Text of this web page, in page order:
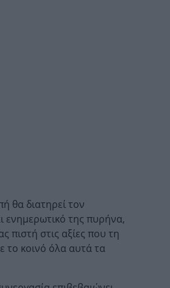
θα διατηρεί τον
ενημερωτικό της πυρήνα,
πιστή στις αξίες που τη
το κοινό όλα αυτά τα